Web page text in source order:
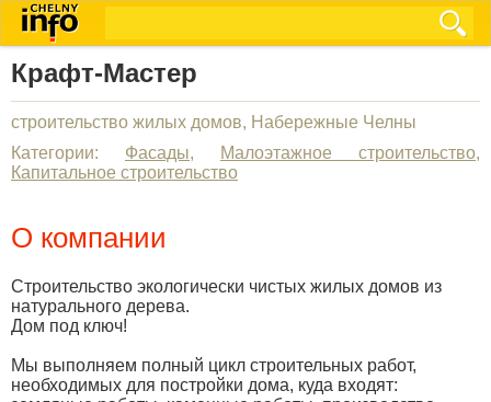
Крафт-Мастер
cтроительство жилых домов, Набережные Челны
Категории: Фасады, Малоэтажное строительство,
Капитальное строительство
О компании
Строительство экологически чистых жилых домов из
натурального дерева.
Дом под ключ!
Мы выполняем полный цикл строительных работ,
необходимых для постройки дома, куда входят: